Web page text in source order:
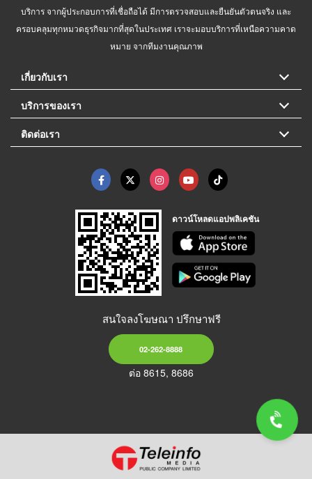
บริการ จากผู้ประกอบการที่เชื่อถือได้ มีการตรวจสอบและยืนยันตัวตนจริง และ
ครอบคลุมทุกหมวดธุรกิจมากที่สุดในประเทศ เราจะมอบบริการที่เหนือความคาด
หมาย จากทีมงานคุณภาพ
เกี่ยวกับเรา
บริการของเรา
ติดต่อเรา
ดาวน์โหลดแอปพลิเคชัน
สนใจลงโฆษณา ปรึกษาฟรี
02-262-8888
ต่อ 8615, 8686